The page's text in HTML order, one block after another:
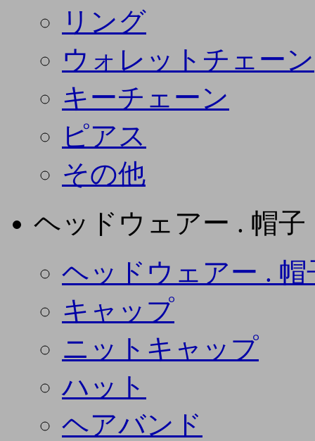
リング
ウォレットチェーン
キーチェーン
ピアス
その他
ヘッドウェアー . 帽子
ヘッドウェアー . 帽
キャップ
ニットキャップ
ハット
ヘアバンド